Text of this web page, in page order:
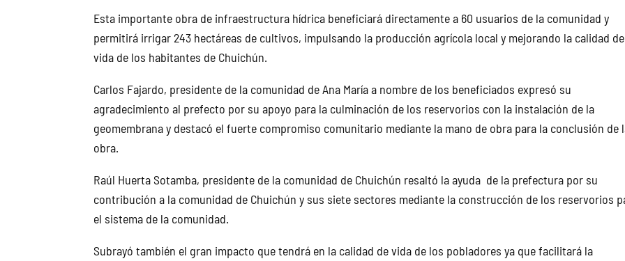
Esta importante obra de infraestructura hídrica beneficiará directamente a 60 usuarios de la comunidad y
permitirá irrigar 243 hectáreas de cultivos, impulsando la producción agrícola local y mejorando la calidad de
vida de los habitantes de Chuichún.
Carlos Fajardo, presidente de la comunidad de Ana María a nombre de los beneficiados expresó su
agradecimiento al prefecto por su apoyo para la culminación de los reservorios con la instalación de la
geomembrana y destacó el fuerte compromiso comunitario mediante la mano de obra para la conclusión de
obra.
Raúl Huerta Sotamba, presidente de la comunidad de Chuichún resaltó la ayuda de la prefectura por su
contribución a la comunidad de Chuichún y sus siete sectores mediante la construcción de los reservorios
el sistema de la comunidad.
Subrayó también el gran impacto que tendrá en la calidad de vida de los pobladores ya que facilitará la